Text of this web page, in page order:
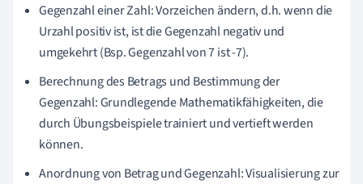
Gegenzahl einer Zahl: Vorzeichen ändern, d.h. wenn die
Urzahl positiv ist, ist die Gegenzahl negativ und
umgekehrt (Bsp. Gegenzahl von 7 ist -7).
Berechnung des Betrags und Bestimmung der
Gegenzahl: Grundlegende Mathematikfähigkeiten, die
durch Übungsbeispiele trainiert und vertieft werden
können.
Anordnung von Betrag und Gegenzahl: Visualisierung zur